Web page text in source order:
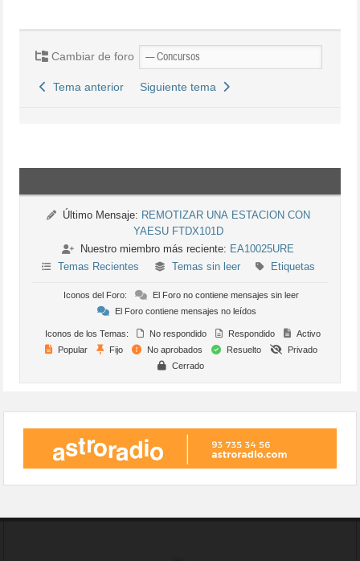
Cambiar de foro
Tema anterior Siguiente tema
Último Mensaje: REMOTIZAR UNA ESTACION CON
YAESU FTDX101D
Nuestro miembro más reciente: EA10025URE
Temas Recientes
Temas sin leer Etiquetas
Iconos del Foro:
El Foro no contiene mensajes sin leer
El Foro contiene mensajes no leídos
Iconos de los Temas: No respondido Respondido
Activo
Popular
Fijo No aprobados Resuelto
Privado
Cerrado